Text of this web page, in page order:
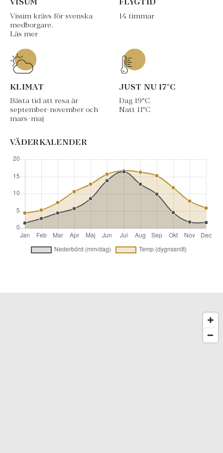
Visum krävs för svenska
medborgare.
Läs mer
14 timmar
KLIMAT
Bästa tid att resa är
september-november och
mars-maj
JUST NU 17°C
Dag 19°C
Natt 11°C
VÄDERKALENDER